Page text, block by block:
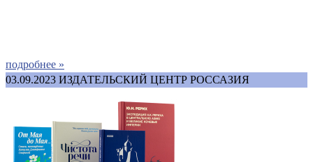
подробнее »
03.09.2023 ИЗДАТЕЛЬСКИЙ ЦЕНТР РОССАЗИЯ